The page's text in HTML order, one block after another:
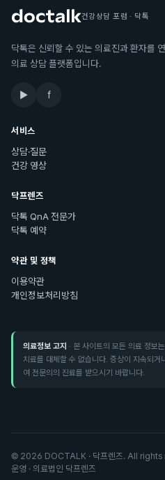
건강상담 포럼 · 닥톡
닥톡은 신뢰할 수 있는 의료진과 환자를
의료 상담 플랫폼입니다.
▶ f
서비스
상담·질문
건강 영상
닥프렌즈
닥톡 QnA 전문가
닥톡 예약
약관 및 정책
이용약관
개인정보처리방침
의료정보 고지 · 본 사이트의 모든 의료 정보
치료를 대체할 수 없습니다. 증상이 지속되
여 전문의의 진료를 받으시기 바랍니다.
© 2026 DOCTALK · 닥프렌즈. All
운영 · 의료법인 닥프렌즈